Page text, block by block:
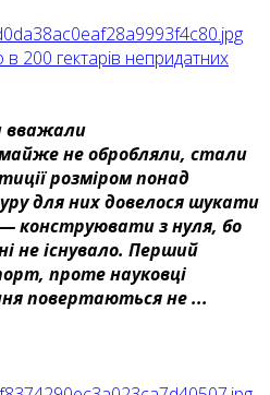
200 гектарів непридатних
вважали
не обробляли, стали
розміром понад
для них довелося шукати
конструювати з нуля, бо
не існувало. Перший
проте науковці
повертаються не ...